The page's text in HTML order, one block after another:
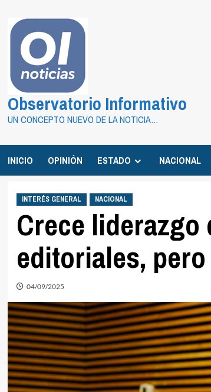
contenido
Observatorio Informativo
UN CONCEPTO NUEVO DE LA NOTICIA…
INICIO OPINIÓN ESTADO NACIONAL
INTERÉS GENERAL NACIONAL
Crece
editoriales,
04/09/2025